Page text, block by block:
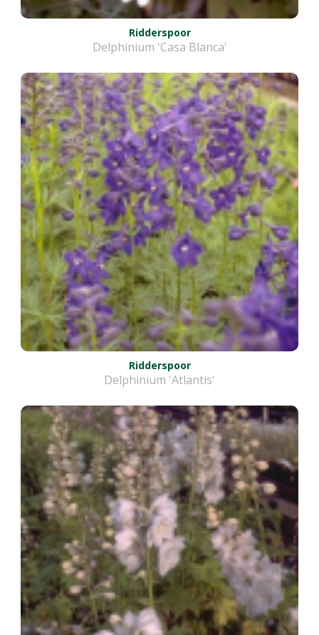
Ridderspoor
Delphinium 'Casa Blanca'
Ridderspoor
Delphinium 'Atlantis'